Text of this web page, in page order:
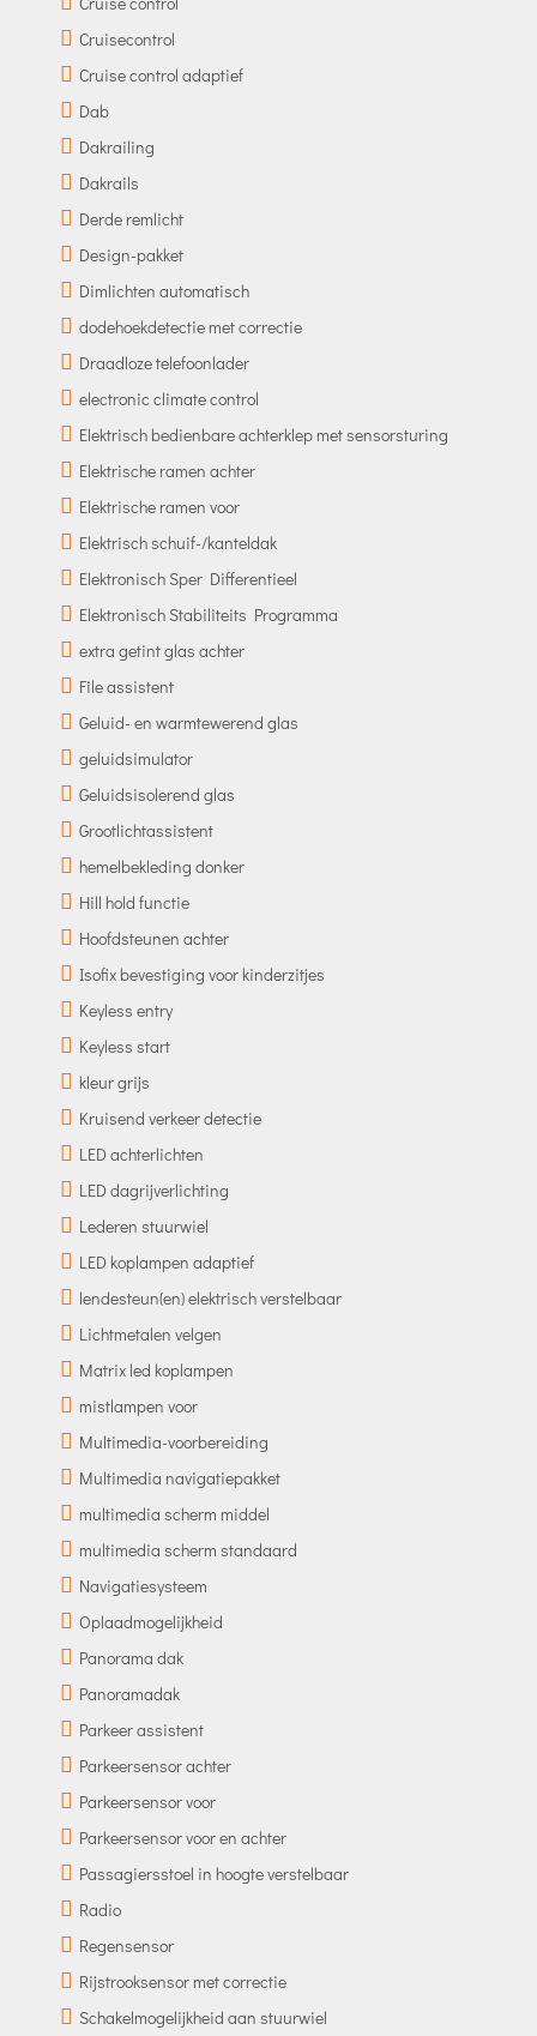
Cruisecontrol
Cruise control adaptief
Dab
Dakrailing
Dakrails
Derde remlicht
Design-pakket
Dimlichten automatisch
dodehoekdetectie met correctie
Draadloze telefoonlader
electronic climate control
Elektrisch bedienbare achterklep met sensorsturing
Elektrische ramen achter
Elektrische ramen voor
Elektrisch schuif-/kanteldak
Elektronisch Sper Differentieel
Elektronisch Stabiliteits Programma
extra getint glas achter
File assistent
Geluid- en warmtewerend glas
geluidsimulator
Geluidsisolerend glas
Grootlichtassistent
hemelbekleding donker
Hill hold functie
Hoofdsteunen achter
Isofix bevestiging voor kinderzitjes
Keyless entry
Keyless start
kleur grijs
Kruisend verkeer detectie
LED achterlichten
LED dagrijverlichting
Lederen stuurwiel
LED koplampen adaptief
lendesteun(en) elektrisch verstelbaar
Lichtmetalen velgen
Matrix led koplampen
mistlampen voor
Multimedia-voorbereiding
Multimedia navigatiepakket
multimedia scherm middel
multimedia scherm standaard
Navigatiesysteem
Oplaadmogelijkheid
Panorama dak
Panoramadak
Parkeer assistent
Parkeersensor achter
Parkeersensor voor
Parkeersensor voor en achter
Passagiersstoel in hoogte verstelbaar
Radio
Regensensor
Rijstrooksensor met correctie
Schakelmogelijkheid aan stuurwiel